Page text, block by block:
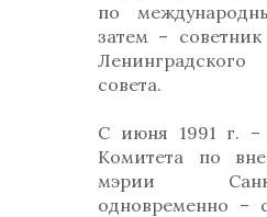
по
затем – советник
совета.
С июня 1991 г. –
Комитета по
мэрии Санкт-
одновременно –